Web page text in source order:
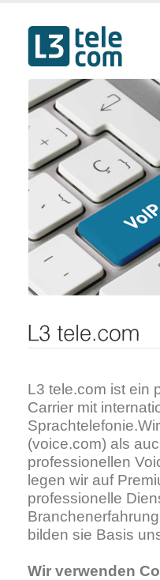
L3 tele.com ist ein
Carrier mit
Sprachtelefonie.
(voice.com) als
professionellen
legen wir auf
professionelle
bilden sie Basis
Wir verwenden